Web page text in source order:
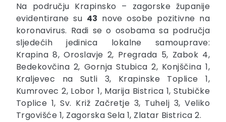
Na području Krapinsko – zagorske županije
evidentirane su 43 nove osobe pozitivne na
koronavirus. Radi se o osobama sa područja
sljedećih jedinica lokalne samouprave:
Krapina 8, Oroslavje 2, Pregrada 5, Zabok 4,
Bedekovčina 2, Gornja Stubica 2, Konjščina 1,
Kraljevec na Sutli 3, Krapinske Toplice 1,
Kumrovec 2, Lobor 1, Marija Bistrica 1, Stubičke
Toplice 1, Sv. Križ Začretje 3, Tuhelj 3, Veliko
Trgovišće 1, Zagorska Sela 1, Zlatar Bistrica 2.